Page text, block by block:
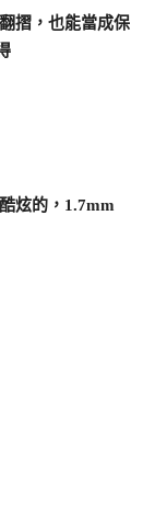
摺，也能當成保
炫的，1.7mm